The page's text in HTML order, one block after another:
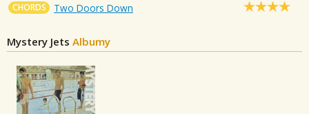
CHORDS Two Doors Down
Mystery Jets Albumy